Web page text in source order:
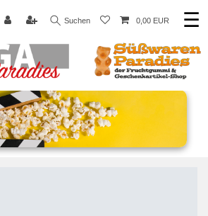
Suchen 0,00 EUR ☰